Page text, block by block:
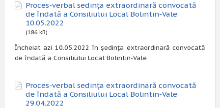
Proces-verbal sedința extraordinară convocată
de îndată a Consiliului Local Bolintin-Vale
10.05.2022
(186 kB)
Încheiat azi 10.05.2022 în ședința extraordinară convocată
de îndată a Consiliului Local Bolintin-Vale
Proces-verbal sedința extraordinară convocată
de îndată a Consiliului Local Bolintin-Vale
29.04.2022